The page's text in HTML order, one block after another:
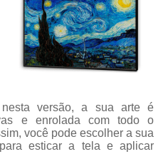
nesta versão, a sua arte é
e enrolada com todo o
você pode escolher a sua
esticar a tela e aplicar